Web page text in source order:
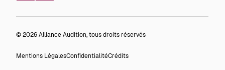
© 2026 Alliance Audition, tous droits réservés
Mentions LégalesConfidentialitéCrédits